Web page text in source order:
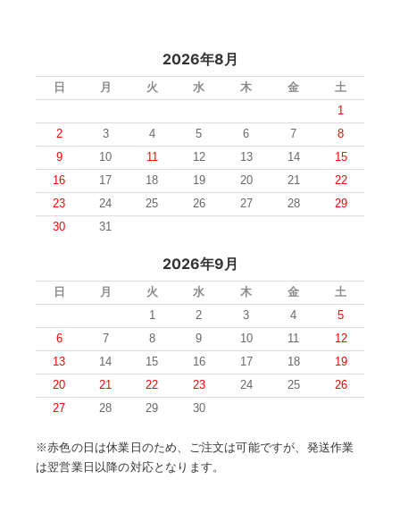
2026年8月
日 月 火 水 木 金
土
1
2
3 4 5 6 7
8
9
10 11 12 13 14
15
16
17 18 19 20 21
22
23
24 25 26 27 28
29
30
31
2026年9月
日 月 火 水 木 金
土
1
2 3 4
5
6
7 8 9 10 11
12
13
14 15 16 17 18
19
20
21 22 23 24 25
26
27
28 29 30
※赤色の日は休業日のため、ご注文は可能ですが、発送作業
は翌営業日以降の対応となります。